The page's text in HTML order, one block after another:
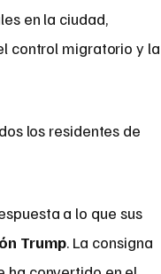
en la ciudad,
control migratorio y la
los residentes de
a lo que sus
Trump. La consigna